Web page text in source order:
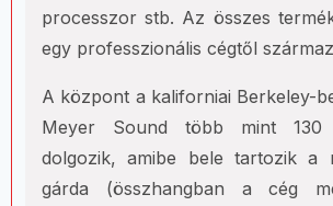
processzor stb. Az összes
egy professzionális cégtől
A központ a kaliforniai Berkeley-
Meyer Sound több mint 130
dolgozik, amibe bele tartozik a
gárda (összhangban a cég